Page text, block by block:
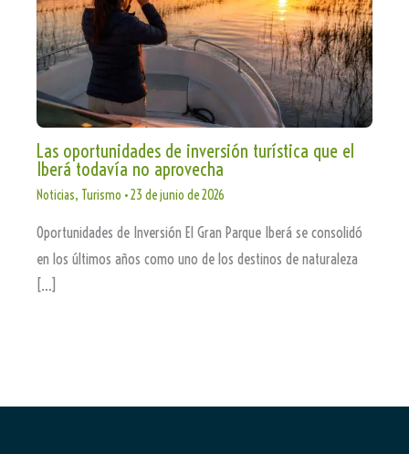
Las oportunidades de inversión turística que el
Iberá todavía no aprovecha
Noticias, Turismo •23 de junio de 2026
Oportunidades de Inversión El Gran Parque Iberá se consolidó
en los últimos años como uno de los destinos de naturaleza
[…]